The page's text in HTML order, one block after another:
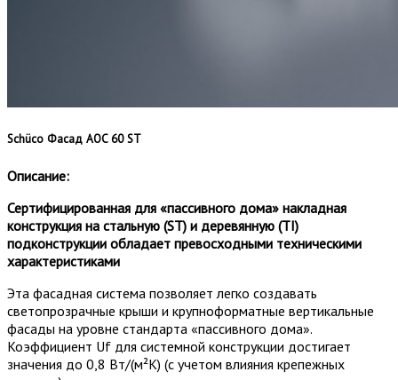
Schüco Фасад AOC 60 ST
Описание:
Сертифицированная для «пассивного дома» накладная
конструкция на стальную (ST) и деревянную (TI)
подконструкции обладает превосходными техническими
характеристиками
Эта фасадная система позволяет легко создавать
светопрозрачные крыши и крупноформатные вертикальные
фасады на уровне стандарта «пассивного дома».
Коэффициент Uf для системной конструкции достигает
значения до 0,8 Вт/(м²К) (с учетом влияния крепежных